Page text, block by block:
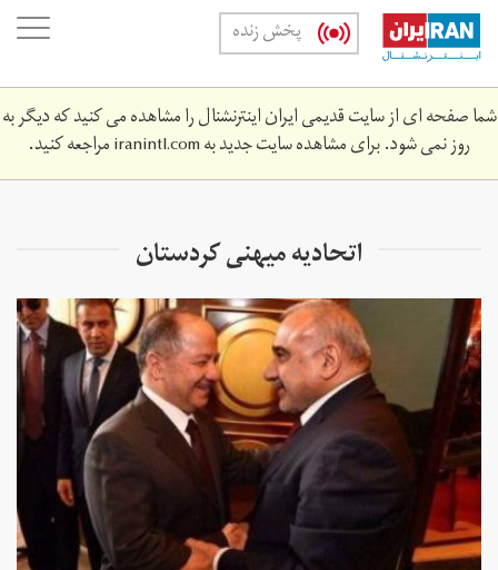
Skip
main
content
پخش زنده
شما صفحه ای از سایت قدیمی ایران اینترنشنال را مشاهده می کنید که دیگر به
روز نمی شود. برای مشاهده سایت جدید بهiranintl.comمراجعه کنید.
اتحادیه میهنی کردستان